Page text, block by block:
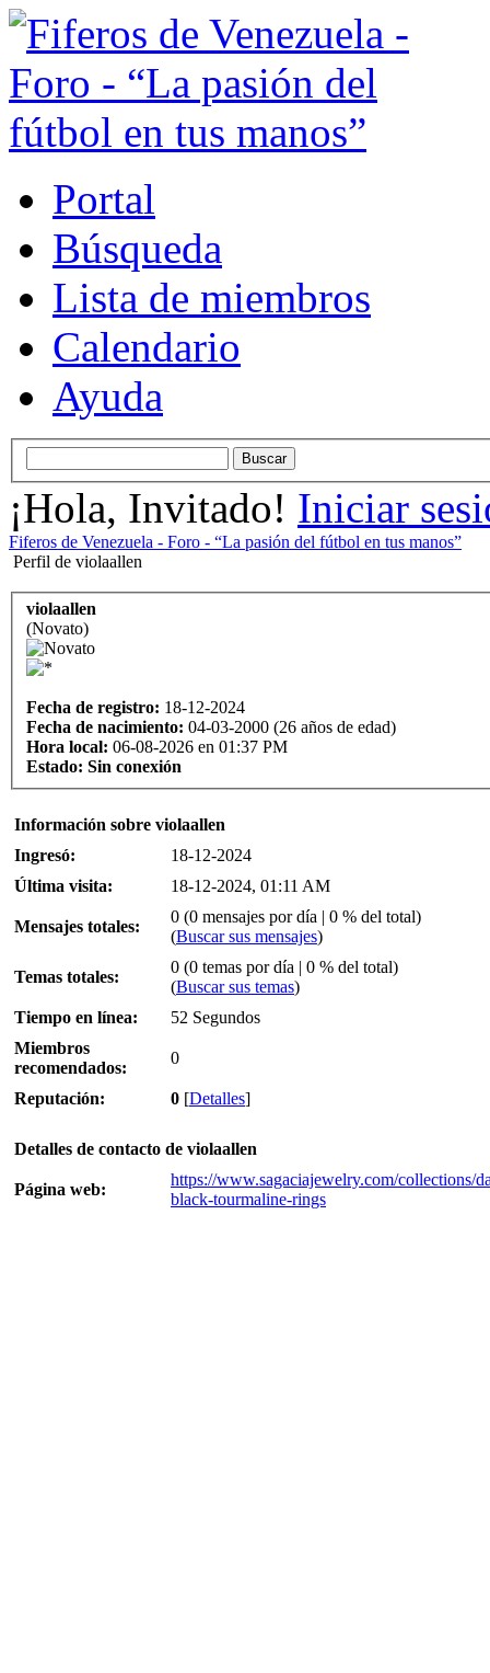
Portal
Búsqueda
Lista de miembros
Calendario
Ayuda
¡Hola, Invitado! Iniciar
Fiferos de Venezuela - Foro - “La pasión del fútbol en tus manos”
Perfil de violaallen
violaallen
(Novato)
Fecha de registro: 18-12-2024
Fecha de nacimiento: 04-03-2000 (26 años de edad)
Hora local: 06-08-2026 en 01:37 PM
Estado: Sin conexión
Información sobre violaallen
Ingresó:
18-12-2024
Última visita:
18-12-2024, 01:11 AM
Mensajes totales:
0 (0 mensajes por día | 0 % del total)
(Buscar sus mensajes)
Temas totales:
0 (0 temas por día | 0 % del total)
(Buscar sus temas)
Tiempo en línea:
52 Segundos
Miembros
recomendados:
0
Reputación: 0 [Detalles]
Detalles de contacto de violaallen
Página web:
https://www.sagaciajewelry.com/collections/
black-tourmaline-rings